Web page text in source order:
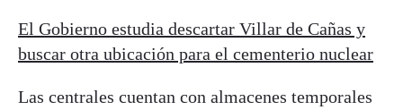
El Gobierno estudia descartar Villar de Cañas y
buscar otra ubicación para el cementerio nuclear
Las centrales cuentan con almacenes temporales